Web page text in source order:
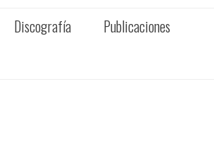
Discografía Publicaciones